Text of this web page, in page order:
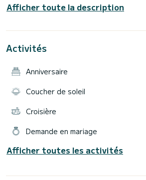
profiter du soleil avec vos amis, ce
l'autonomie pour planifier votre propre
familles ou les petits groupes qui
Afficher toute la description
Activités
Anniversaire
Coucher de soleil
Croisière
Demande en mariage
Afficher toutes les activités